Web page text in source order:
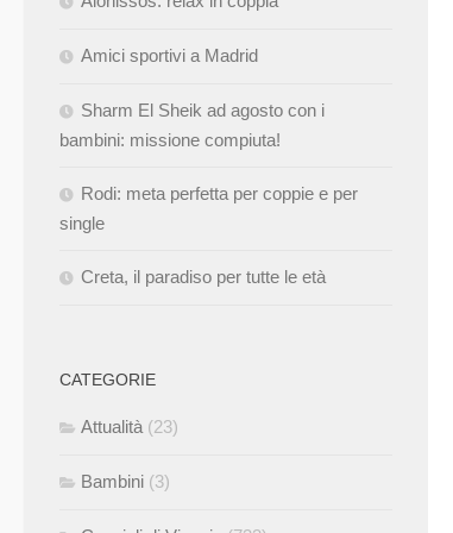
Amici sportivi a Madrid
Sharm El Sheik ad agosto con i
bambini: missione compiuta!
Rodi: meta perfetta per coppie e per
single
Creta, il paradiso per tutte le età
CATEGORIE
Attualità (23)
Bambini (3)